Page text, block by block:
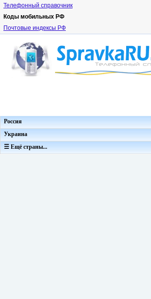
Телефонный справочник
Коды мобильных РФ
Почтовые индексы РФ
Россия
Украина
☰ Ещё страны...